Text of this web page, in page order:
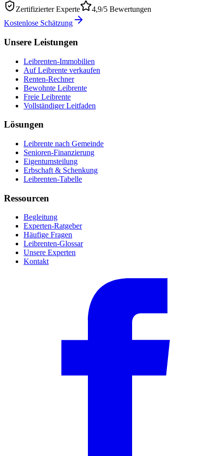
Zertifizierter Experte
4,9/5 Bewertungen
Kostenlose Schätzung
Unsere Leistungen
Leibrenten-Immobilien
Auf Leibrente verkaufen
Renten-Rechner
Bewohnte Leibrente
Freie Leibrente
Vollständiger Leitfaden
Lösungen
Leibrente nach Gemeinde
Senioren-Finanzierung
Eigentumsteilung
Erbschaft & Schenkung
Leibrenten-Tabelle
Ressourcen
Begleitung
Experten-Ratgeber
Häufige Fragen
Leibrenten-Glossar
Unsere Experten
Kontakt